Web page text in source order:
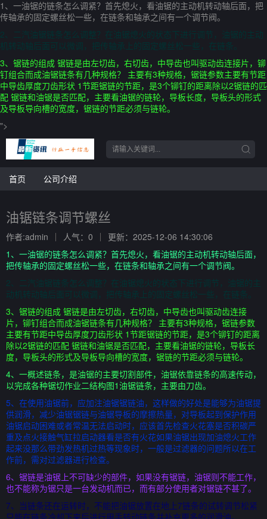
1、一油锯的链条怎么调紧？首先熄火，看油锯的主动机转动轴后面，把
传轴承的固定螺丝松一些，在链条和轴承之间有一个调节阀。
2、二汽油锯链条怎么调整？在油锯熄火的状态下进行调节，油锯的主动
机转动轴后面可以微调，把传轴承上的固定螺丝松一些，在链条。
3、锯链的组成 锯链是由左切齿，右切齿，中导齿也叫驱动齿连接片，铆
钉组合而成油锯链条有几种规格？ 主要有3种规格，锯链参数主要有节距
中导齿厚度刀齿形状 1节距锯链的节距，是3个铆钉的距离除以2锯链的匹
配 锯链和油锯是否匹配，主要看油锯的链轮，导板长度，导板头的形式
及导板导向槽的宽度，锯链的节距必须与链轮。
">
首页 公司介绍
油锯链条调节螺丝
作者:admin 人气：0
更新：2025-12-06 14:30:06
1、一油锯的链条怎么调紧？首先熄火，看油锯的主动机转动轴后面，
把传轴承的固定螺丝松一些，在链条和轴承之间有一个调节阀。
2、二汽油锯链条怎么调整？在油锯熄火的状态下进行调节，油锯的主
动机转动轴后面可以微调，把传轴承上的固定螺丝松一些，在链条。
3、锯链的组成 锯链是由左切齿，右切齿，中导齿也叫驱动齿连接
片，铆钉组合而成油锯链条有几种规格？ 主要有3种规格，锯链参数
主要有节距中导齿厚度刀齿形状 1节距锯链的节距，是3个铆钉的距离
除以2锯链的匹配 锯链和油锯是否匹配，主要看油锯的链轮，导板长
度，导板头的形式及导板导向槽的宽度，锯链的节距必须与链轮。
4、一概述链条，是油锯的主要切割部件，油锯依靠链条的高速传动，
以完成各种锯切作业二结构图1油锯链条，主要由刀齿。
5、在使用油锯前，应加注油锯锯链油，这样做的好处是能够为油锯提
供润滑，减少油锯锯链与油锯导板的摩擦热量，对导板起到保护作用
油锯启动困难或者常温无法启动时，应该首先检查火花塞是否积碳严
重及点火接触气缸拉启动器看是否有火花如果油锯出现加油熄火工作
起来没那么带劲发热机过热等现象时，一般是过滤器的问题所以在工
作前，需对过滤器进行检查。
6、锯链是油锯上不可缺少的部件，如果没有锯链，油锯则不能工作，
也不能称为锯只是一台发动机而已，而有部分使用者对锯链不甚了。
7、当链条还在运转时，不能把油锯放置在地上7链条的试转调节松紧
只能在链条冷却下来后进行用手转动链条并补充更多的润滑油。